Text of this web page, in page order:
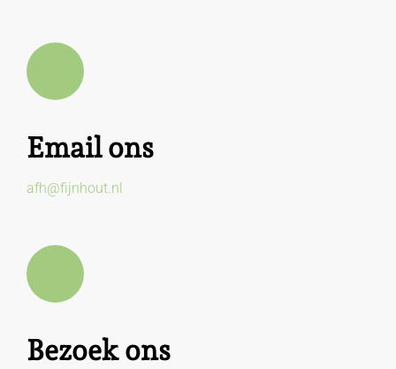
Email ons
afh@fijnhout.nl
Bezoek ons